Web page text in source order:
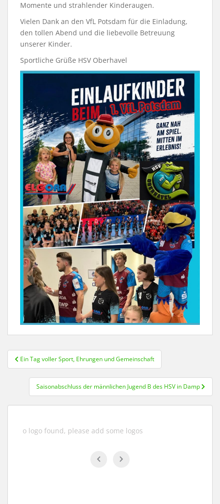
Momente und strahlender Kinderaugen.
Vielen Dank an den VfL Potsdam für die Einladung,
den tollen Abend und die liebevolle Betreuung
unserer Kinder.
Sportliche Grüße HSV Oberhavel
Beitragsnavigation
Ein Tag voller Sport, Ehrungen und Gemeinschaft
Saisonabschluss der männlichen Jugend B des HSV in Damp
No logo found, please add some logos